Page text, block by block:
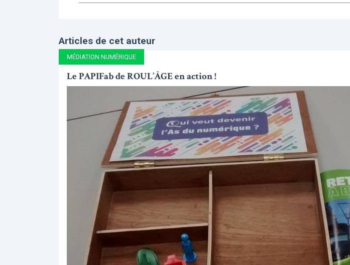
Articles de cet auteur
MÉDIATION NUMÉRIQUE
Le PAPIFab de ROUL’ÂGE en action !